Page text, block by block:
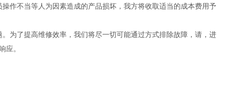
作不当等人为因素造成的产品损坏，我方将收取适当的成本费用予
为了提高维修效率，我们将尽一切可能通过方式排除故障，请，进
应。